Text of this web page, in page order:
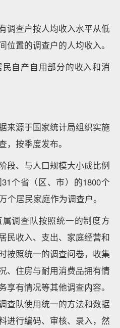
调查户按人均收入水平从低
位置的调查户的人均收入。
自产自用部分的收入和消
来源于国家统计局组织实施
，按季度发布。
段、与人口规模大小成比例
个省（区、市）的1800个
个居民家庭作为调查户。
调查队按照统一的制度方
民收入、支出、家庭经营和
按照统一的调查问卷，收集
、住房与耐用消费品拥有情
有情况等其他调查内容。
查队使用统一的方法和数据
进行编码、审核、录入，然